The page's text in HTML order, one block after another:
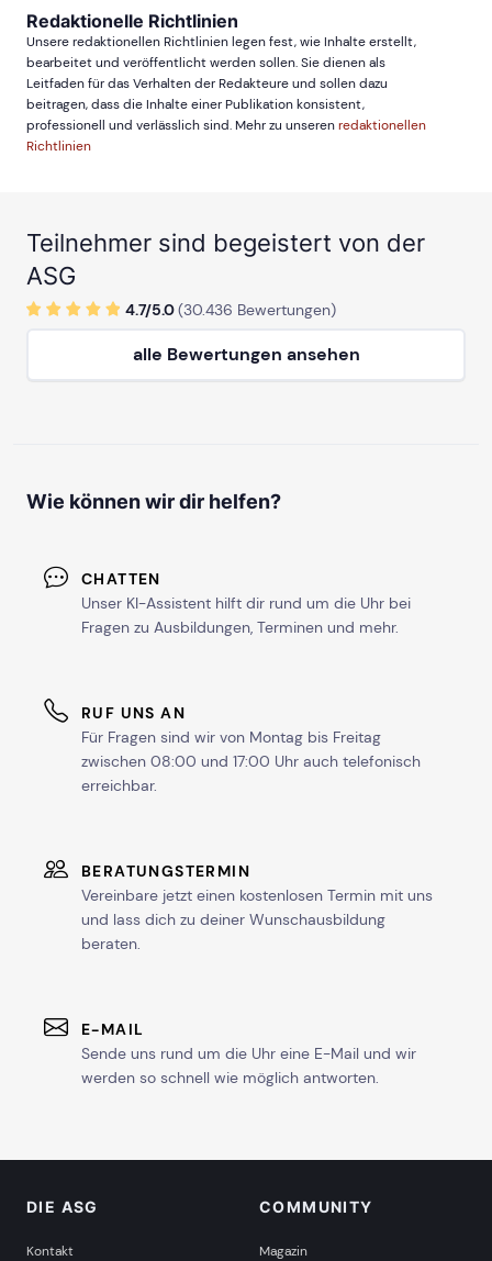
Redaktionelle Richtlinien
Unsere redaktionellen Richtlinien legen fest, wie Inhalte erstellt,
bearbeitet und veröffentlicht werden sollen. Sie dienen als
Leitfaden für das Verhalten der Redakteure und sollen dazu
beitragen, dass die Inhalte einer Publikation konsistent,
professionell und verlässlich sind. Mehr zu unserenredaktionellen
Richtlinien
Teilnehmer sind begeistert von der
ASG
4.7/5.0(30.436 Bewertungen)
alle Bewertungen ansehen
Wie können wir dir helfen?
CHATTEN
Unser KI-Assistent hilft dir rund um die Uhr bei
Fragen zu Ausbildungen, Terminen und mehr.
RUF UNS AN
Für Fragen sind wir von Montag bis Freitag
zwischen 08:00 und 17:00 Uhr auch telefonisch
erreichbar.
BERATUNGSTERMIN
Vereinbare jetzt einen kostenlosen Termin mit uns
und lass dich zu deiner Wunschausbildung
beraten.
E-MAIL
Sende uns rund um die Uhr eine E-Mail und wir
werden so schnell wie möglich antworten.
DIE ASG
Kontakt
COMMUNITY
Magazin